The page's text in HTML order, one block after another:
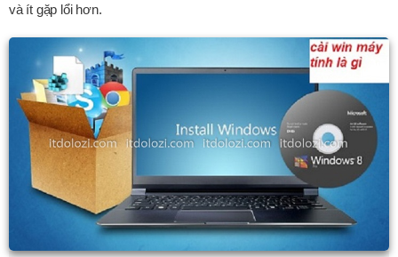
và ít gặp lổi hơn.